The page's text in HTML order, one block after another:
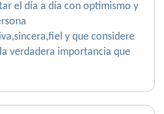
el día a día con optimismo y
y que considere
verdadera importancia que